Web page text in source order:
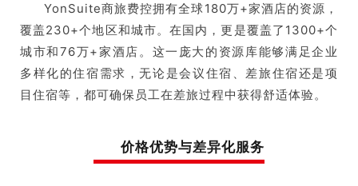
YonSuite商旅费控拥有全球180万+家酒店的资源，
覆盖230+个地区和城市。在国内，更是覆盖了1300+个
城市和76万+家酒店。这一庞大的资源库能够满足企业
多样化的住宿需求，无论是会议住宿、差旅住宿还是项
目住宿等，都可确保员工在差旅过程中获得舒适体验。
价格优势与差异化服务